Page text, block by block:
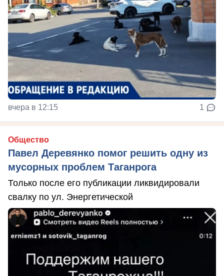
вчера в 12:15 1
Общество
Павел Деревянко помог решить одну из
мусорных проблем Таганрога
Только после его публикации ликвидировали
свалку по ул. Энергетической